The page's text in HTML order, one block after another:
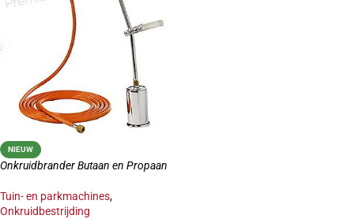
NIEUW
Onkruidbrander Butaan en Propaan
Tuin- en parkmachines,
Onkruidbestrijding